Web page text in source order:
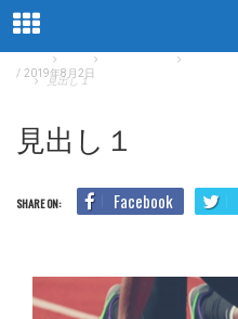
法
見出し１
/ 2019年8月2日
見出し１
SHARE ON: Facebook